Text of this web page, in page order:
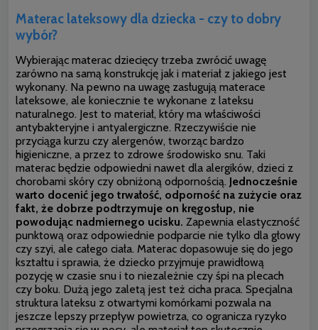
Materac lateksowy dla dziecka - czy to dobry
wybór?
Wybierając materac dziecięcy trzeba zwrócić uwagę
zarówno na samą konstrukcję jak i materiał z jakiego jest
wykonany. Na pewno na uwagę zasługują materace
lateksowe, ale koniecznie te wykonane z lateksu
naturalnego. Jest to materiał, który ma właściwości
antybakteryjne i antyalergiczne. Rzeczywiście nie
przyciąga kurzu czy alergenów, tworząc bardzo
higieniczne, a przez to zdrowe środowisko snu. Taki
materac będzie odpowiedni nawet dla alergików, dzieci z
chorobami skóry czy obniżoną odpornością. Jednocześnie
warto docenić jego trwałość, odporność na zużycie oraz
fakt, że dobrze podtrzymuje on kręgosłup, nie
powodując nadmiernego ucisku. Zapewnia elastyczność
punktową oraz odpowiednie podparcie nie tylko dla głowy
czy szyi, ale całego ciała. Materac dopasowuje się do jego
kształtu i sprawia, że dziecko przyjmuje prawidłową
pozycję w czasie snu i to niezależnie czy śpi na plecach
czy boku. Dużą jego zaletą jest też cicha praca. Specjalna
struktura lateksu z otwartymi komórkami pozwala na
jeszcze lepszy przepływ powietrza, co ogranicza ryzyko